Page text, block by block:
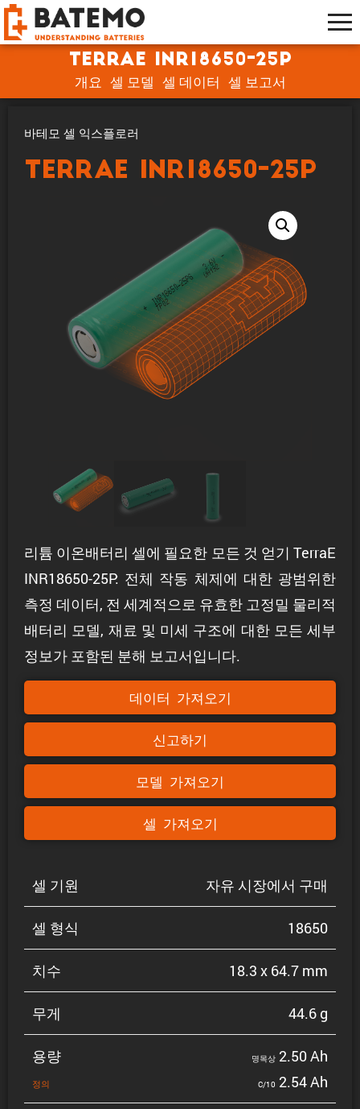
TerraE INR18650-25P
개요 셀 모델 셀 데이터 셀 보고서
바테모 셀 익스플로러
TerraE INR18650-25P
리튬 이온배터리 셀에 필요한 모든 것 얻기 TerraE
INR18650-25P: 전체 작동 체제에 대한 광범위한
측정 데이터, 전 세계적으로 유효한 고정밀 물리적
배터리 모델, 재료 및 미세 구조에 대한 모든 세부
정보가 포함된 분해 보고서입니다.
데이터 가져오기
신고하기
모델 가져오기
셀 가져오기
셀 기원 자유 시장에서 구매
셀 형식 18650
치수 18.3 x 64.7 mm
무게 44.6 g
용량
정의
명목상 2.50 Ah
C/10 2.54 Ah